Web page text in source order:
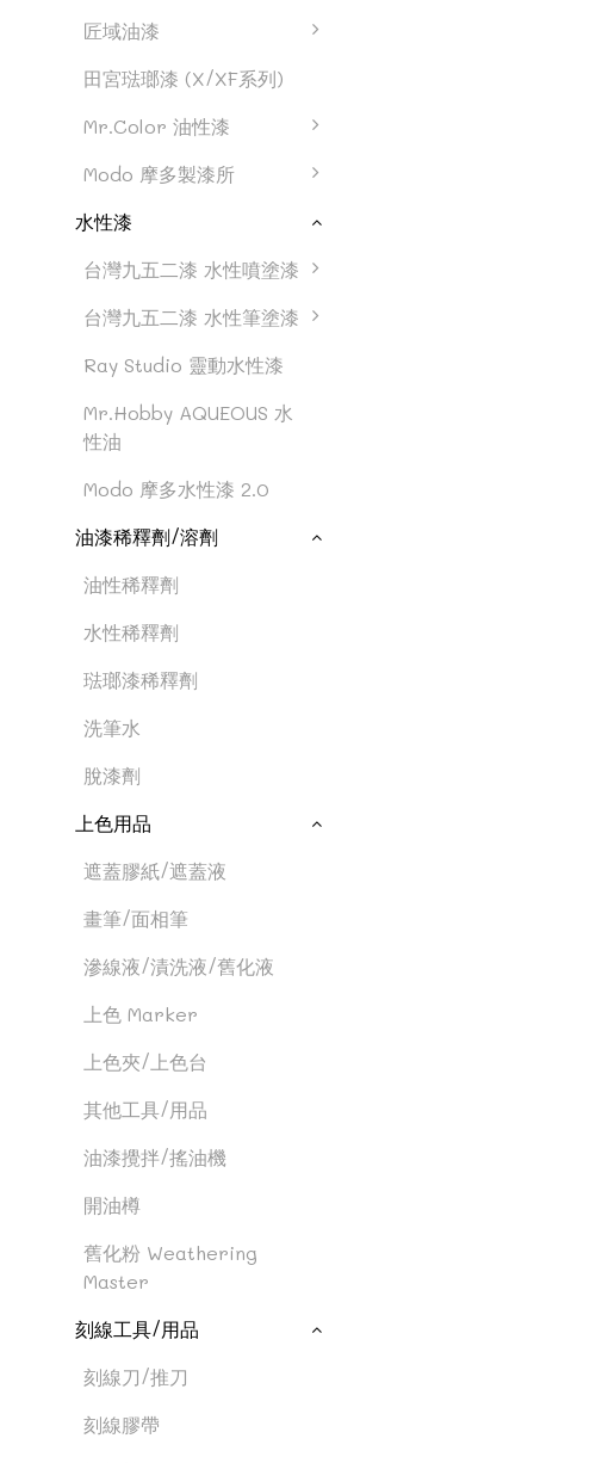
匠域油漆
田宮琺瑯漆 (X/XF系列)
Mr.Color 油性漆
Modo 摩多製漆所
水性漆
台灣九五二漆 水性噴塗漆
台灣九五二漆 水性筆塗漆
Ray Studio 靈動水性漆
Mr.Hobby AQUEOUS 水
性油
Modo 摩多水性漆 2.0
油漆稀釋劑/溶劑
油性稀釋劑
水性稀釋劑
琺瑯漆稀釋劑
洗筆水
脫漆劑
上色用品
遮蓋膠紙/遮蓋液
畫筆/面相筆
滲線液/漬洗液/舊化液
上色 Marker
上色夾/上色台
其他工具/用品
油漆攪拌/搖油機
開油樽
舊化粉 Weathering
Master
刻線工具/用品
刻線刀/推刀
刻線膠帶